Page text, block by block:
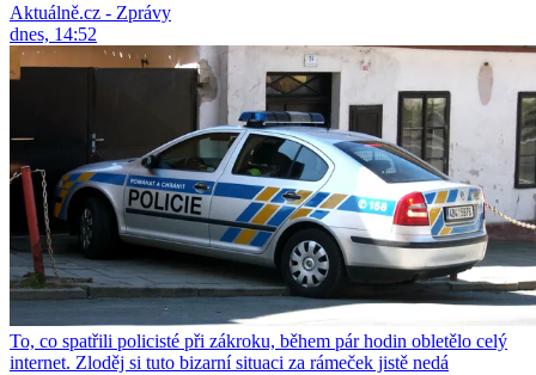
Aktuálně.cz - Zprávy
dnes, 14:52
To, co spatřili policisté při zákroku, během pár hodin obletělo celý
internet. Zloděj si tuto bizarní situaci za rámeček jistě nedá